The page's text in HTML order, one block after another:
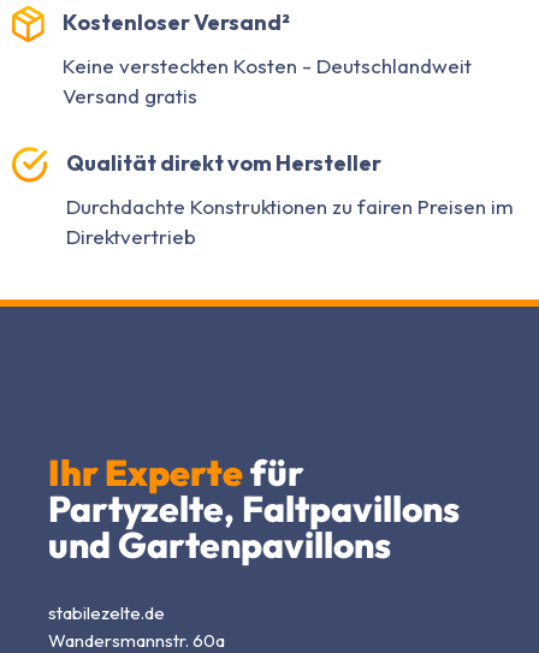
Kostenloser Versand²
Keine versteckten Kosten - Deutschlandweit
Versand gratis
Qualität direkt vom Hersteller
Durchdachte Konstruktionen zu fairen Preisen im
Direktvertrieb
Ihr Expertefür
Partyzelte, Faltpavillons
und Gartenpavillons
stabilezelte.de
Wandersmannstr. 60a